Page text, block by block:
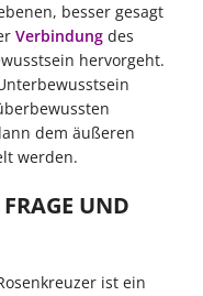
besser gesagt
Verbindung des
hervorgeht.
dem äußeren
werden.
UND
ist ein